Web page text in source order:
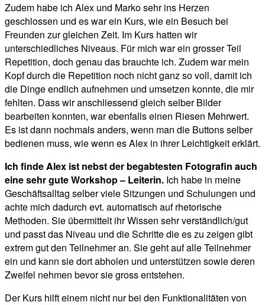
Zudem habe ich Alex und Marko sehr ins Herzen
geschlossen und es war ein Kurs, wie ein Besuch bei
Freunden zur gleichen Zeit. Im Kurs hatten wir
unterschiedliches Niveaus. Für mich war ein grosser Teil
Repetition, doch genau das brauchte ich. Zudem war mein
Kopf durch die Repetition noch nicht ganz so voll, damit ich
die Dinge endlich aufnehmen und umsetzen konnte, die mir
fehlten. Dass wir anschliessend gleich selber Bilder
bearbeiten konnten, war ebenfalls einen Riesen Mehrwert.
Es ist dann nochmals anders, wenn man die Buttons selber
bedienen muss, wie wenn es Alex in ihrer Leichtigkeit erklärt.
Ich finde Alex ist nebst der begabtesten Fotografin auch
eine sehr gute Workshop – Leiterin. Ich habe in meine
Geschäftsalltag selber viele Sitzungen und Schulungen und
achte mich dadurch evt. automatisch auf rhetorische
Methoden. Sie übermittelt ihr Wissen sehr verständlich/gut
und passt das Niveau und die Schritte die es zu zeigen gibt
extrem gut den Teilnehmer an. Sie geht auf alle Teilnehmer
ein und kann sie dort abholen und unterstützen sowie deren
Zweifel nehmen bevor sie gross entstehen.
Der Kurs hilft einem nicht nur bei den Funktionalitäten von